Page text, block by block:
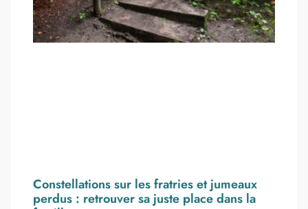
Constellations sur les fratries et jumeaux
perdus : retrouver sa juste place dans la